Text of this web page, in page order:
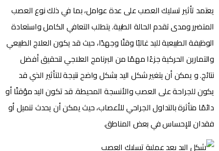
يعتمد تأثير تسليك العصب على عدة عوامل، بما في ذلك نوع العصب
المتضرر ومدى تقدم الحالة الطبية. يتطلب التعافي الكامل واستعادة
الوظيفة الطبيعية لليد غالبًا وقتًا وجهدًا، حيث قد يكون العلاج الطبيعي
والتمارين الحركية جزءًا مهمًا من البرنامج العلاجي لتحقيق أفضل
نتائج. و يمكن أن يتغير شكل اليد بشكل واضح نتيجة للتأثير الذي قد
يكون للجراحة على العصب والأنسجة المحيطة. قد تكون اليد مؤقتًا أو
دائمًا متأثرة بالتداول الجراحي للأعصاب، حيث يمكن أن يحدث تنميل أو
فقدان للإحساس في بعض المناطق.